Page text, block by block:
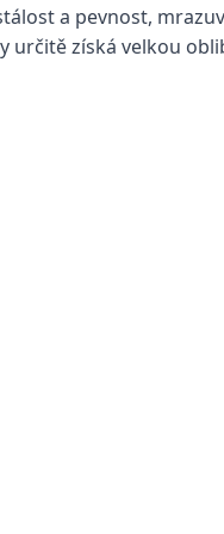
a pevnost,
určitě získá velkou